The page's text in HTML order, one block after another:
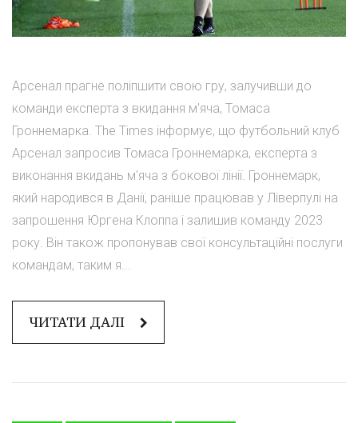
Арсенал прагне поліпшити свою гру, залучивши до
команди експерта з вкидання м'яча, Томаса
Гроннемарка. The Times інформує, що футбольний клуб
Арсенал запросив Томаса Гроннемарка, експерта з
виконання вкидань м'яча з бокової лінії. Гроннемарк,
який народився в Данії, раніше працював у Ліверпулі на
запрошення Юргена Клоппа і залишив команду 2023
року. Він також пропонував свої консультаційні послуги
командам, таким я...
ЧИТАТИ ДАЛІ